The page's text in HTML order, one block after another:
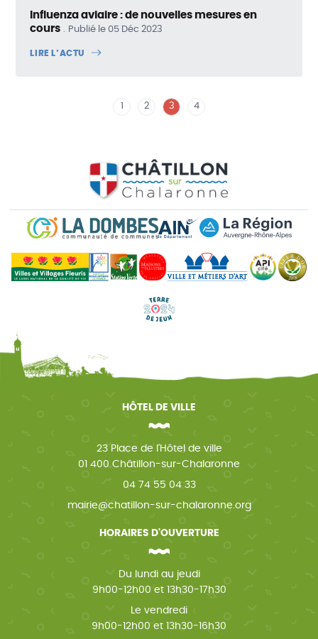
Influenza aviaire : de nouvelles mesures en
cours
Publié le 05 Déc 2023
LIRE L’ACTU
2 3 4
HÔTEL DE VILLE
23 Place de l'Hôtel de ville
01 400 Châtillon-sur-Chalaronne
04 74 55 04 33
mairie@chatillon-sur-chalaronne.org
HORAIRES D'OUVERTURE
Du lundi au jeudi
9h00-12h00 et 13h30-17h30
Le vendredi
9h00-12h00 et 13h30-16h30